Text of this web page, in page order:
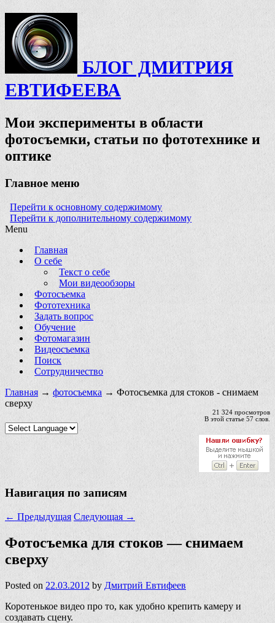
БЛОГ ДМИТРИЯ
ЕВТИФЕЕВА
Мои эксперименты в области
фотосъемки, статьи по фототехнике и
оптике
Главное меню
Перейти к основному содержимому
Перейти к дополнительному содержимому
Menu
Главная
О себе
Текст о себе
Мои видеообзоры
Фотосъемка
Фототехника
Задать вопрос
Обучение
Фотомагазин
Видеосъемка
Поиск
Сотрудничество
Главная → фотосъемка → Фотосъемка для стоков - снимаем
сверху
21 324 просмотров
В этой статье 57 слов.
Навигация по записям
← Предыдущая Следующая →
Фотосъемка для стоков — снимаем
сверху
Posted on 22.03.2012 by Дмитрий Евтифеев
Коротенькое видео про то, как удобно крепить камеру и
создавать сцену.